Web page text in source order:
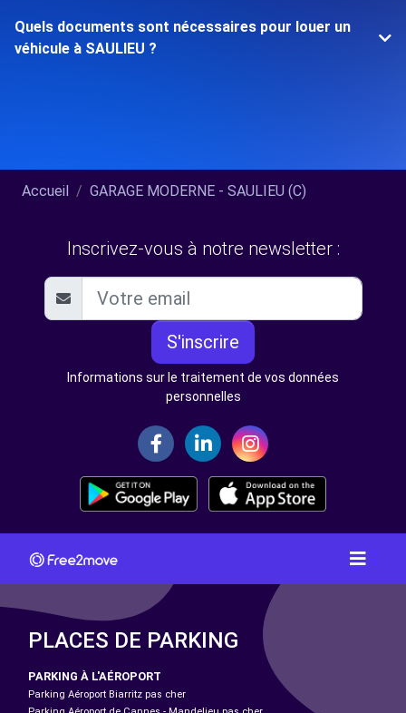
Quels documents sont nécessaires pour louer un
véhicule à SAULIEU ?
Accueil GARAGE MODERNE - SAULIEU (C)
Inscrivez-vous à notre newsletter :
S'inscrire
Informations sur le traitement de vos données
personnelles
PLACES DE PARKING
PARKING À L'AÉROPORT
Parking Aéroport Biarritz pas cher